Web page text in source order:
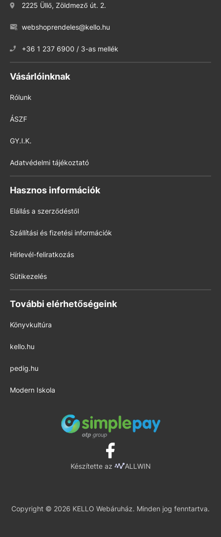
2225 Üllő, Zöldmező út. 2.
webshoprendeles@kello.hu
+36 1 237 6900 / 3-as mellék
Vásárlóinknak
Rólunk
ÁSZF
GY.I.K.
Adatvédelmi tájékoztató
Hasznos információk
Elállás a szerződéstől
Szállítási és fizetési információk
Hírlevél-feliratkozás
Sütikezelés
További elérhetőségeink
Könyvkultúra
kello.hu
pedig.hu
Modern Iskola
Készítette az ALLWIN
Copyright © 2026 KELLO Webáruház. Minden jog fenntartva.